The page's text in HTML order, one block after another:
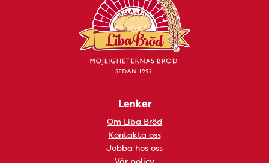
Lenker
Om Liba Bröd
Kontakta oss
Jobba hos oss